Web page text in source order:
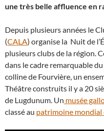
une très belle affluence en
Depuis plusieurs années le
(CALA) organise la Nuit de
plusieurs clubs de la région.
dans le cadre remarquable
colline de Fourvière, un
Théâtre construits il y a 20
de Lugdunum. Un musée
classé au patrimoine mondial